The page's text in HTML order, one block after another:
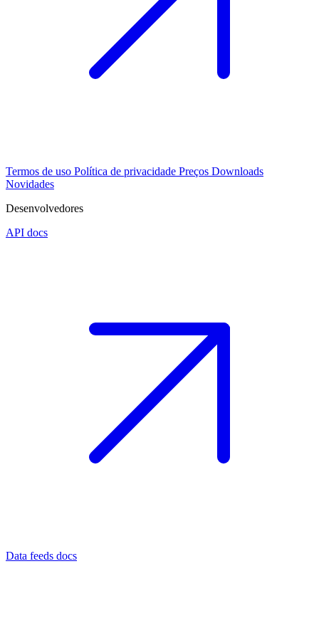
Termos de uso Política de privacidade Preços Downloads
Novidades
Desenvolvedores
API docs
Data feeds docs